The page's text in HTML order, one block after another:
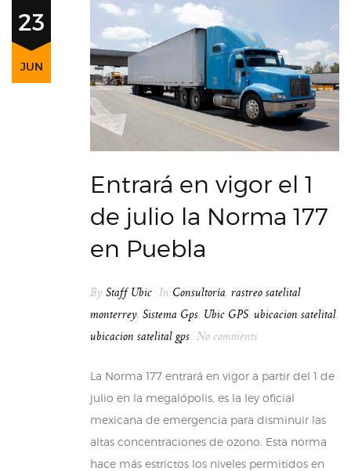
23
JUN
Entrará en vigor el 1
de julio la Norma 177
en Puebla
By Staff Ubic In Consultoría, rastreo satelital
monterrey, Sistema Gps, Ubic GPS, ubicacion satelital,
ubicacion satelital gps No comments
La Norma 177 entrará en vigor a partir del 1 de
julio en la megalópolis, es la ley oficial
mexicana de emergencia para disminuir las
altas concentraciones de ozono. Esta norma
hace más estrictos los niveles permitidos en